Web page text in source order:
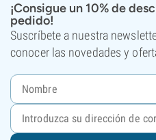
¡Consigue un 10% de
pedido!
Suscríbete a nuestra
conocer las novedades y